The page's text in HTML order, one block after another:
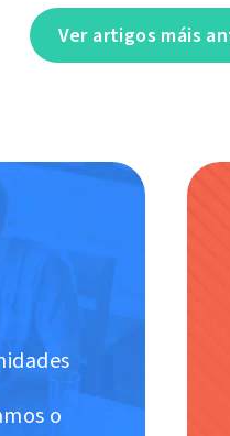
Ver artigos máis
o